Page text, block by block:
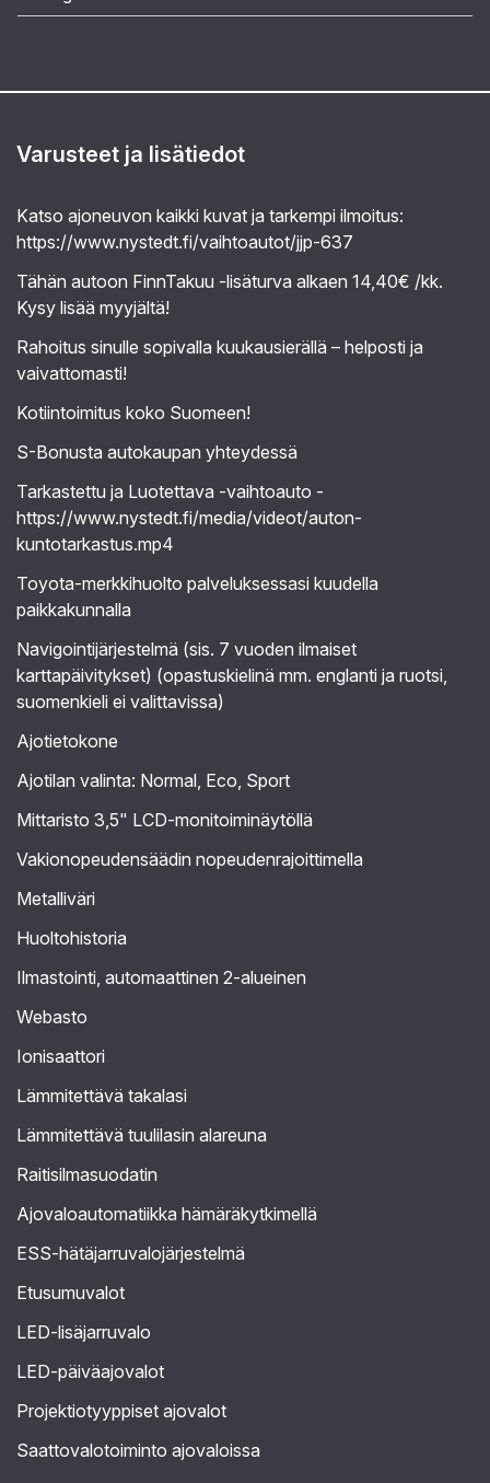
Varusteet ja lisätiedot
Katso ajoneuvon kaikki kuvat ja tarkempi ilmoitus:
https://www.nystedt.fi/vaihtoautot/jjp-637
Tähän autoon FinnTakuu -lisäturva alkaen 14,40€ /kk.
Kysy lisää myyjältä!
Rahoitus sinulle sopivalla kuukausierällä – helposti ja
vaivattomasti!
Kotiintoimitus koko Suomeen!
S-Bonusta autokaupan yhteydessä
Tarkastettu ja Luotettava -vaihtoauto -
https://www.nystedt.fi/media/videot/auton-
kuntotarkastus.mp4
Toyota-merkkihuolto palveluksessasi kuudella
paikkakunnalla
Navigointijärjestelmä (sis. 7 vuoden ilmaiset
karttapäivitykset) (opastuskielinä mm. englanti ja ruotsi,
suomenkieli ei valittavissa)
Ajotietokone
Ajotilan valinta: Normal, Eco, Sport
Mittaristo 3,5" LCD-monitoiminäytöllä
Vakionopeudensäädin nopeudenrajoittimella
Metalliväri
Huoltohistoria
Ilmastointi, automaattinen 2-alueinen
Webasto
Ionisaattori
Lämmitettävä takalasi
Lämmitettävä tuulilasin alareuna
Raitisilmasuodatin
Ajovaloautomatiikka hämäräkytkimellä
ESS-hätäjarruvalojärjestelmä
Etusumuvalot
LED-lisäjarruvalo
LED-päiväajovalot
Projektiotyyppiset ajovalot
Saattovalotoiminto ajovaloissa